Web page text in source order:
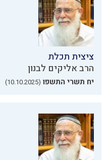
ציצית תכלת
הרב אליקים לבנון
יח תשרי התשפו (10.10.2025)